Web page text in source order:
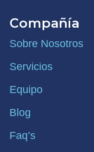
Compañía
Sobre Nosotros
Servicios
Equipo
Blog
Faq’s